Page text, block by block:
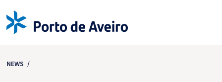
NEWS /